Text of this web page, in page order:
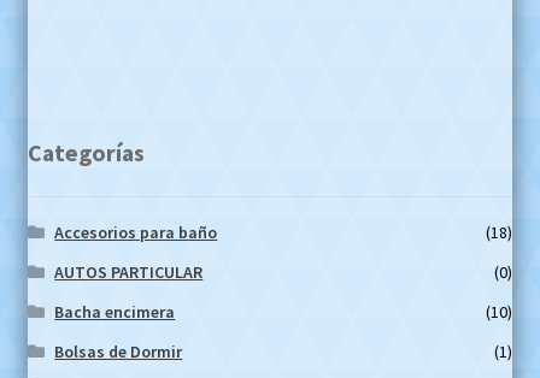
Categorías
Accesorios para baño
(18)
AUTOS PARTICULAR
(0)
Bacha encimera
(10)
Bolsas de Dormir
(1)